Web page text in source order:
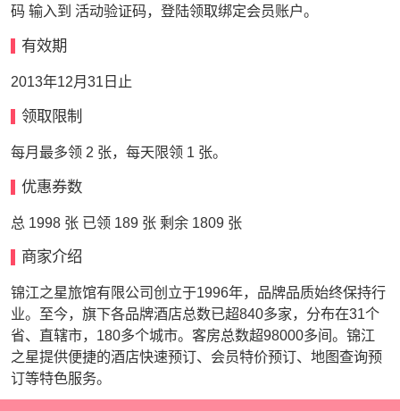
码 输入到 活动验证码，登陆领取绑定会员账户。
有效期
2013年12月31日止
领取限制
每月最多领 2 张，每天限领 1 张。
优惠券数
总 1998 张 已领 189 张 剩余 1809 张
商家介绍
锦江之星旅馆有限公司创立于1996年，品牌品质始终保持行
业。至今，旗下各品牌酒店总数已超840多家，分布在31个
省、直辖市，180多个城市。客房总数超98000多间。锦江
之星提供便捷的酒店快速预订、会员特价预订、地图查询预
订等特色服务。